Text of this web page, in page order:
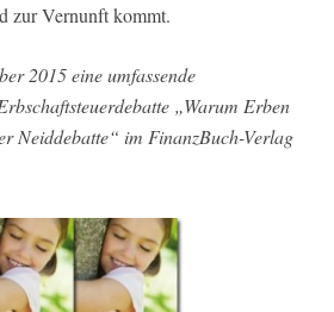
zur Vernunft kommt.
2015 eine umfassende
„Warum Erben
Neiddebatte“ im FinanzBuch-Verlag